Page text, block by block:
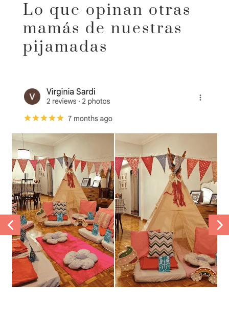
Lo que opinan otras
mamás de nuestras
pijamadas